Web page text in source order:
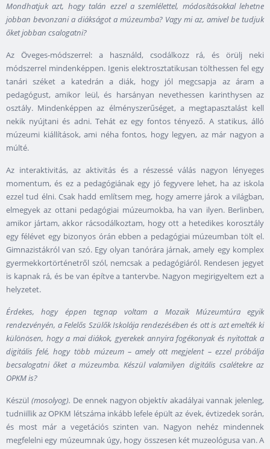
Mondhatjuk azt, hogy talán ezzel a szemlélettel, módosításokkal lehetne
jobban bevonzani a diákságot a múzeumba? Vagy mi az, amivel be tudjuk
őket jobban csalogatni?
Az Öveges-módszerrel: a használd, csodálkozz rá, és örülj neki
módszerrel mindenképpen. Igenis elektrosztatikusan tölthessen fel egy
tanári széket a katedrán a diák, hogy jól megcsapja az áram a
pedagógust, amikor leül, és harsányan nevethessen karinthysen az
osztály. Mindenképpen az élményszerűséget, a megtapasztalást kell
nekik nyújtani és adni. Tehát ez egy fontos tényező. A statikus, álló
múzeumi kiállítások, ami néha fontos, hogy legyen, az már nagyon a
múlté.
Az interaktivitás, az aktivitás és a részessé válás nagyon lényeges
momentum, és ez a pedagógiának egy jó fegyvere lehet, ha az iskola
ezzel tud élni. Csak hadd említsem meg, hogy amerre járok a világban,
elmegyek az ottani pedagógiai múzeumokba, ha van ilyen. Berlinben,
amikor jártam, akkor rácsodálkoztam, hogy ott a hetedikes korosztály
egy félévet egy bizonyos órán ebben a pedagógiai múzeumban tölt el.
Gimnazistákról van szó. Egy olyan tanórára járnak, amely egy komplex
gyermekkortörténetről szól, nemcsak a pedagógiáról. Rendesen jegyet
is kapnak rá, és be van építve a tantervbe. Nagyon megirigyeltem ezt a
helyzetet.
Érdekes, hogy éppen tegnap voltam a Mozaik Múzeumtúra egyik
rendezvényén, a Felelős Szülők Iskolája rendezésében és ott is azt emelték ki
különösen, hogy a mai diákok, gyerekek annyira fogékonyak és nyitottak a
digitális felé, hogy több múzeum – amely ott megjelent – ezzel próbálja
becsalogatni őket a múzeumba. Készül valamilyen digitális csalétekre az
OPKM is?
Készül (mosolyog). De ennek nagyon objektív akadályai vannak jelenleg,
tudniillik az OPKM létszáma inkább lefele épült az évek, évtizedek során,
és most már a vegetációs szinten van. Nagyon nehéz mindennek
megfelelni egy múzeumnak úgy, hogy összesen két muzeológusa van. A